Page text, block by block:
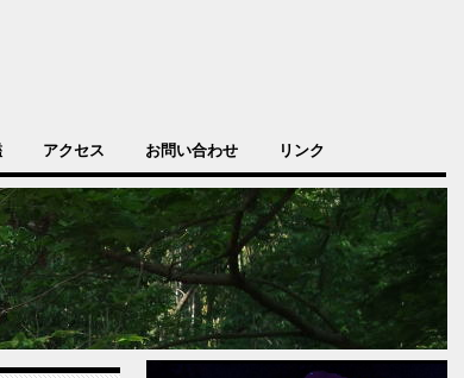
アクセス お問い合わせ リンク